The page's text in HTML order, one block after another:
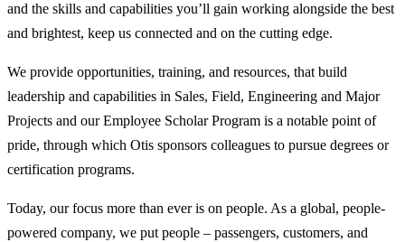
and the skills and capabilities you’ll gain working alongside the best
and brightest, keep us connected and on the cutting edge.
We provide opportunities, training, and resources, that build
leadership and capabilities in Sales, Field, Engineering and Major
Projects and our Employee Scholar Program is a notable point of
pride, through which Otis sponsors colleagues to pursue degrees or
certification programs.
Today, our focus more than ever is on people. As a global, people-
powered company, we put people – passengers, customers, and